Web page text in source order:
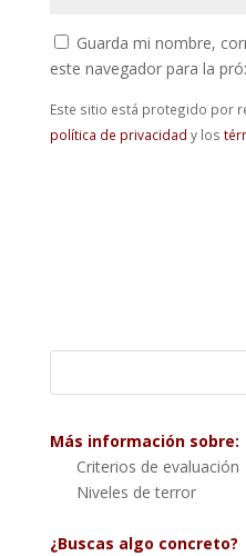
Guarda mi nombre,
este navegador para la
Este sitio está protegido por
política de privacidad y los
Más información sobre:
Criterios de evaluación
Niveles de terror
¿Buscas algo concreto?